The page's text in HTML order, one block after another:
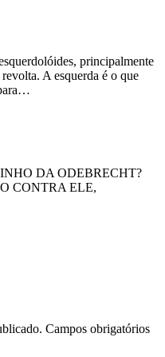
principalmente
A esquerda é o que
DA ODEBRECHT?
CONTRA ELE,
Campos obrigatórios